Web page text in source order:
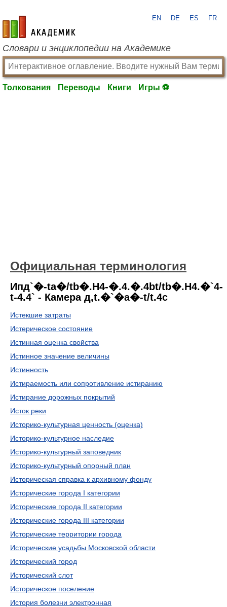
academic.ru
EN DE ES FR
Словари и энциклопедии на Академике
Толкования Переводы Книги Игры ⚽
Официальная терминология
Ипд`�-ta�/tb�.H4-�.4.�.4bt/tb�.H4.�`4-
t-4.4` - Камера д,t.�`�a�-t/t.4c
Истекшие затраты
Истерическое состояние
Истинная оценка свойства
Истинное значение величины
Истинность
Истираемость или сопротивление истиранию
Истирание дорожных покрытий
Исток реки
Историко-культурная ценность (оценка)
Историко-культурное наследие
Историко-культурный заповедник
Историко-культурный опорный план
Историческая справка к архивному фонду
Исторические города I категории
Исторические города II категории
Исторические города III категории
Исторические территории города
Исторические усадьбы Московской области
Исторический город
Исторический слот
Историческое поселение
История болезни электронная